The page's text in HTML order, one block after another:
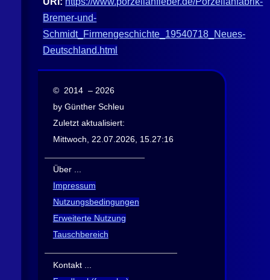
Bremer-und-
Schmidt_Firmengeschichte_19540718_Neues-
Deutschland.html
© 2014 – 2026
by Günther Schleu
Zuletzt aktualisiert:
Mittwoch, 22.07.2026, 15.27:16
Über ...
Impressum
Nutzungsbedingungen
Erweiterte Nutzung
Tauschbereich
Kontakt ...